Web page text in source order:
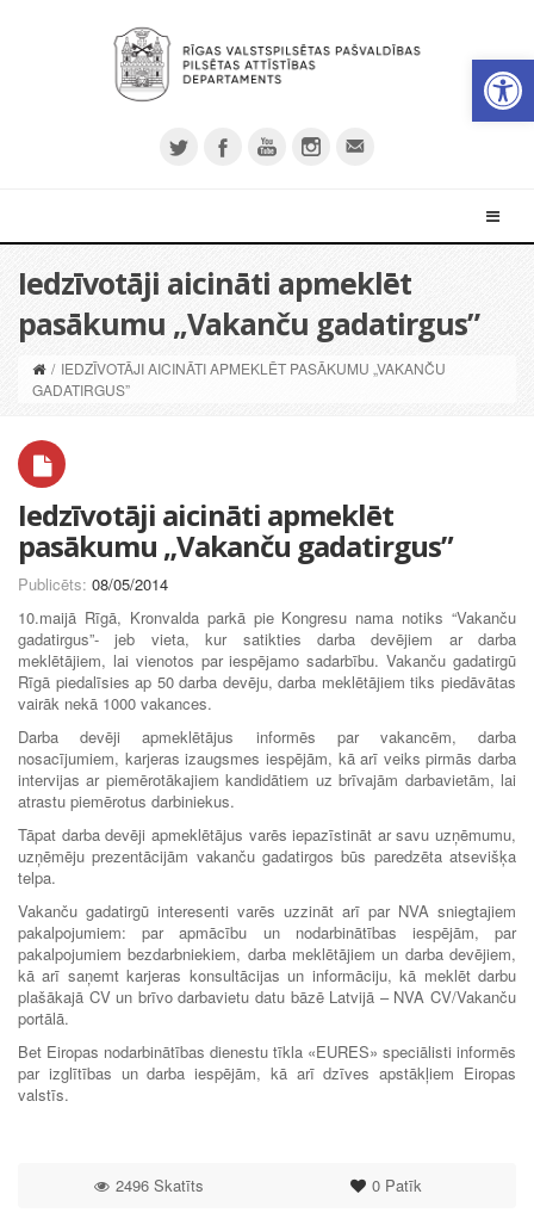
Iedzīvotāji aicināti apmeklēt
pasākumu „Vakanču gadatirgus”
/ IEDZĪVOTĀJI AICINĀTI APMEKLĒT PASĀKUMU „VAKANČU
GADATIRGUS”
Iedzīvotāji aicināti apmeklēt
pasākumu „Vakanču gadatirgus”
Publicēts: 08/05/2014
10.maijā Rīgā, Kronvalda parkā pie Kongresu nama notiks “Vakanču
gadatirgus”- jeb vieta, kur satikties darba devējiem ar darba
meklētājiem, lai vienotos par iespējamo sadarbību. Vakanču gadatirgū
Rīgā piedalīsies ap 50 darba devēju, darba meklētājiem tiks piedāvātas
vairāk nekā 1000 vakances.
Darba devēji apmeklētājus informēs par vakancēm, darba
nosacījumiem, karjeras izaugsmes iespējām, kā arī veiks pirmās darba
intervijas ar piemērotākajiem kandidātiem uz brīvajām darbavietām, lai
atrastu piemērotus darbiniekus.
Tāpat darba devēji apmeklētājus varēs iepazīstināt ar savu uzņēmumu,
uzņēmēju prezentācijām vakanču gadatirgos būs paredzēta atsevišķa
telpa.
Vakanču gadatirgū interesenti varēs uzzināt arī par NVA sniegtajiem
pakalpojumiem: par apmācību un nodarbinātības iespējām, par
pakalpojumiem bezdarbniekiem, darba meklētājiem un darba devējiem,
kā arī saņemt karjeras konsultācijas un informāciju, kā meklēt darbu
plašākajā CV un brīvo darbavietu datu bāzē Latvijā – NVA CV/Vakanču
portālā.
Bet Eiropas nodarbinātības dienestu tīkla «EURES» speciālisti informēs
par izglītības un darba iespējām, kā arī dzīves apstākļiem Eiropas
valstīs.
0Patīk
2496 Skatīts